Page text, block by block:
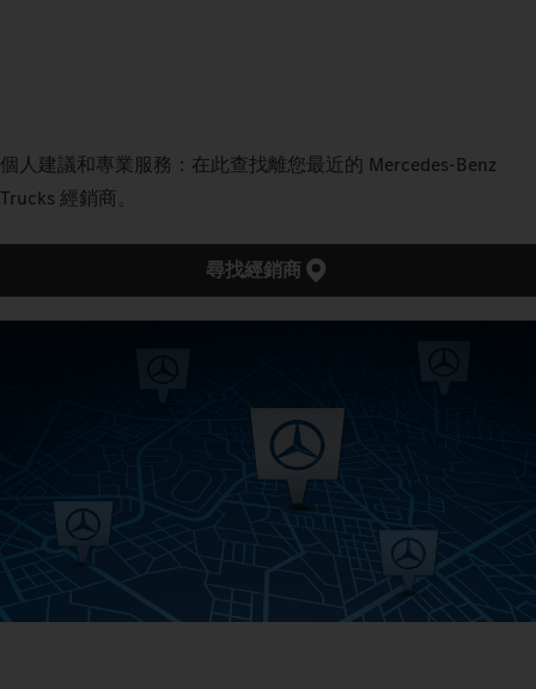
個人建議和專業服務：在此查找離您最近的 Mercedes‑Benz
Trucks 經銷商。
尋找經銷商